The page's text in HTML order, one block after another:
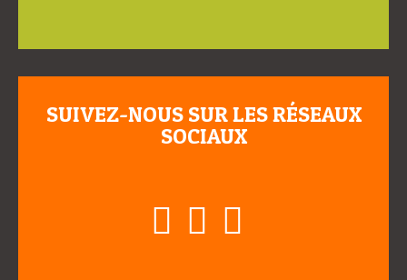
SUIVEZ-NOUS SUR LES RÉSEAUX
SOCIAUX